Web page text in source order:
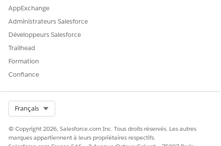
CET ARTICLE A-T-IL RÉSOLU VOTRE PROBLÈME ?
AppExchange
Administrateurs Salesforce
Développeurs Salesforce
Trailhead
Formation
Confiance
Français
© Copyright 2026, Salesforce.com Inc. Tous droits réservés. Les autres
marques appartiennent à leurs propriétaires respectifs.